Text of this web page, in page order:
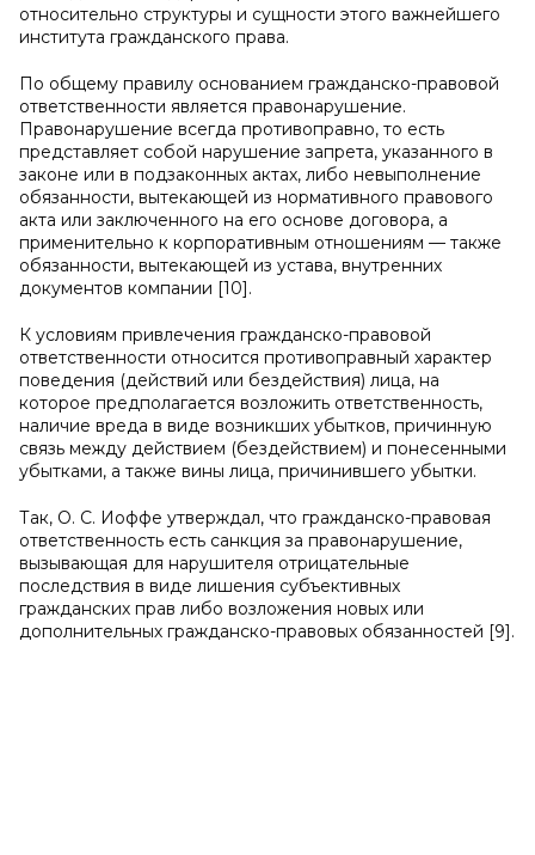
относительно структуры и сущности этого важнейшего
института гражданского права.
По общему правилу основанием гражданско-правовой
ответственности является правонарушение.
Правонарушение всегда противоправно, то есть
представляет собой нарушение запрета, указанного в
законе или в подзаконных актах, либо невыполнение
обязанности, вытекающей из нормативного правового
акта или заключенного на его основе договора, а
применительно к корпоративным отношениям — также
обязанности, вытекающей из устава, внутренних
документов компании [10].
К условиям привлечения гражданско-правовой
ответственности относится противоправный характер
поведения (действий или бездействия) лица, на
которое предполагается возложить ответственность,
наличие вреда в виде возникших убытков, причинную
связь между действием (бездействием) и понесенными
убытками, а также вины лица, причинившего убытки.
Так, О. С. Иоффе утверждал, что гражданско-правовая
ответственность есть санкция за правонарушение,
вызывающая для нарушителя отрицательные
последствия в виде лишения субъективных
гражданских прав либо возложения новых или
дополнительных гражданско-правовых обязанностей [9].